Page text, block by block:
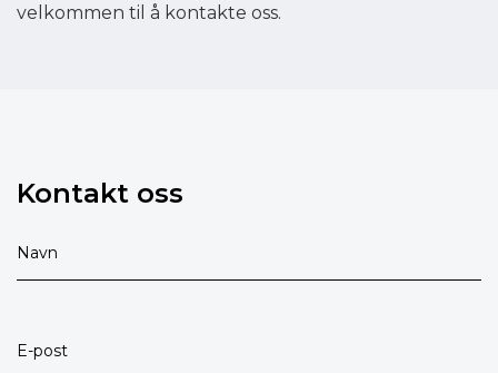
velkommen til å kontakte oss.
Kontakt oss